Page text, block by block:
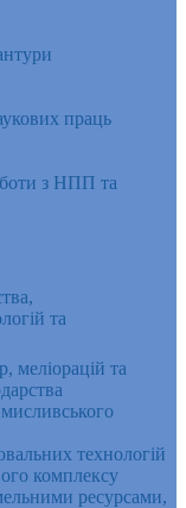
праць
з НПП та
та
меліорацій та
технологій
комплексу
ресурсами,